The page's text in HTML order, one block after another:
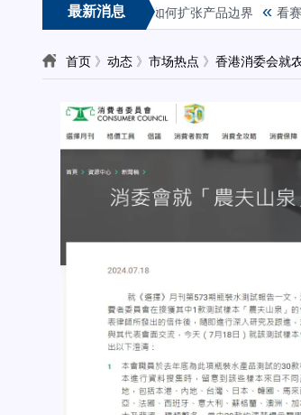
最新消息
乐，康师傅冰红茶如何扩张产品边界 « 看赛有乐
首页 》 动态 》 市场热点 》 香港消委会就